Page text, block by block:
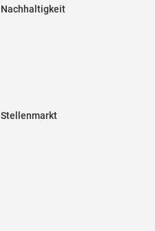
Nachhaltigkeit
Stellenmarkt